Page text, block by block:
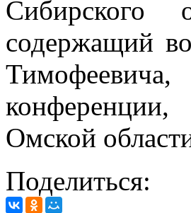
Сибирского
содержащий
Омской
Поделиться: